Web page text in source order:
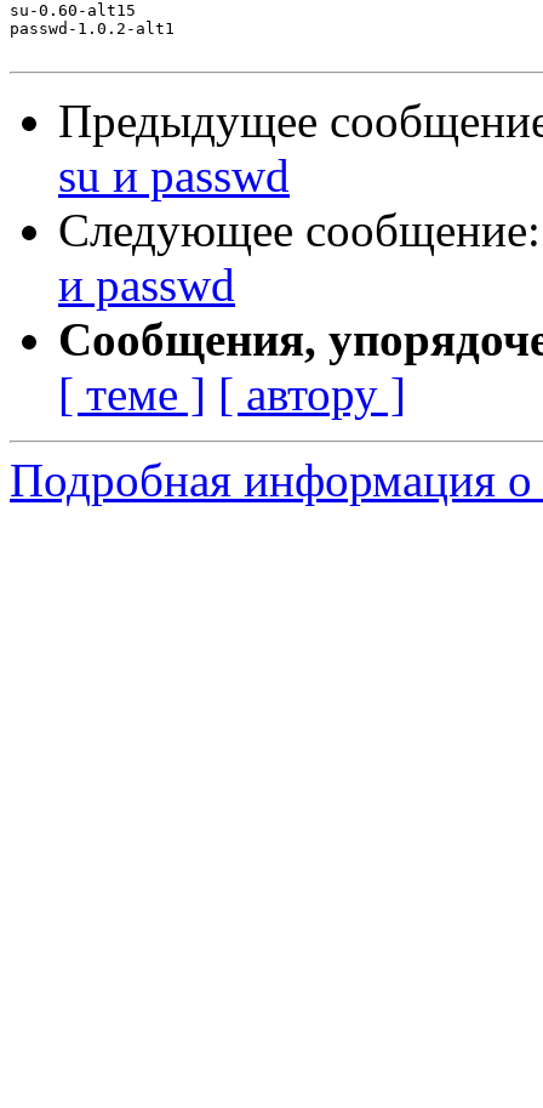
su-0.60-alt15
passwd-1.0.2-alt1
Предыдущее
su и passwd
Следующее
и passwd
Сообщения,
[ теме ] [ автору ]
Подробная информация о